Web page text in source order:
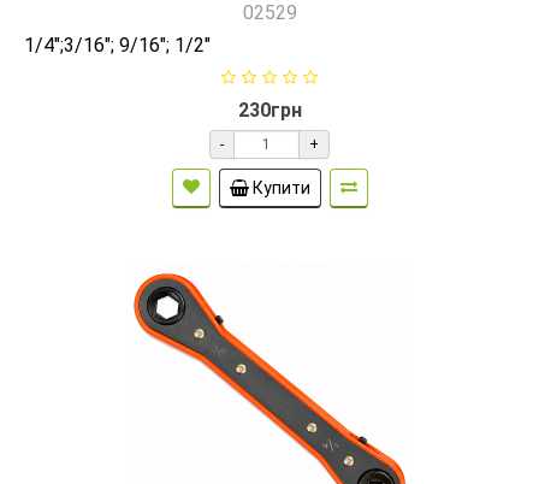
02529
1/4";3/16"; 9/16"; 1/2"
230грн
- +
Купити